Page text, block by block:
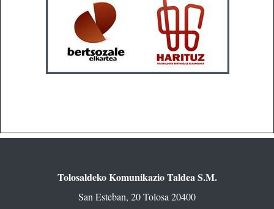
Tolosaldeko Komunikazio Taldea S.M.
San Esteban, 20 Tolosa 20400